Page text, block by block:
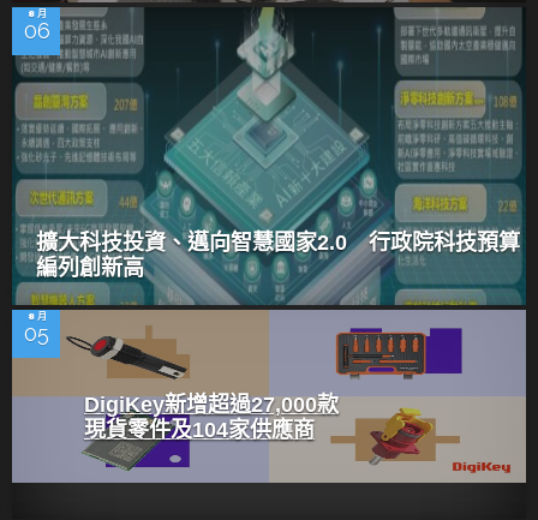
8 月
06
擴大科技投資、邁向智慧國家2.0 行政院科技預算
編列創新高
8 月
05
DigiKey新增超過27,000款
現貨零件及104家供應商